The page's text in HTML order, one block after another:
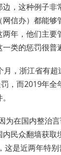
，这种例子非
信办）都能够
年，他们主要
类的惩罚很普
月，浙江省有超
，而2019年全
为在国内整治
民众翻墙获取
这是近两年特